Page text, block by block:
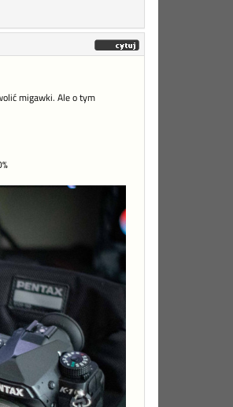
migawki. Ale o tym